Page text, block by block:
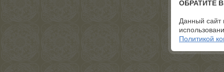
ОБРАТИТЕ
Данный сайт
Политикой